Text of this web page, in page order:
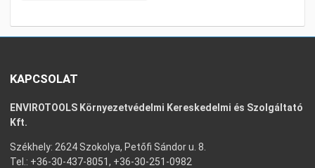
KAPCSOLAT
ENVIROTOOLS Környezetvédelmi Kereskedelmi és Szolgáltató
Kft.
Székhely: 2624 Szokolya, Petőfi Sándor u. 8.
Tel.: +36-30-437-8051, +36-30-251-0982